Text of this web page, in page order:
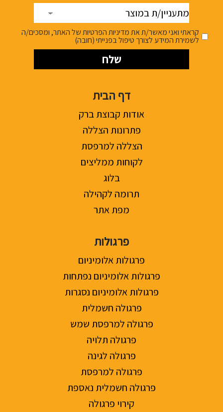
מתעניין/ת
במוצר
קראתי ואני מאשר/ת את מדיניות הפרטיות של האתר, ומסכים/ה
לשמירת המידע לצורך טיפול בפנייתי (חובה)
דף הבית
אודות קבוצת ברק
פתרונות הצללה
הצללה למרפסת
לקוחות ממליצים
בלוג
תרומה לקהילה
מפת אתר
פרגולות
פרגולות אלומיניום
פרגולות אלומיניום נפתחות
פרגולות אלומיניום נסגרות
פרגולה חשמלית
פרגולה למרפסת שמש
פרגולה תלויה
פרגולה לגינה
פרגולה למרפסת
פרגולה חשמלית נאספת
קירוי פרגולה